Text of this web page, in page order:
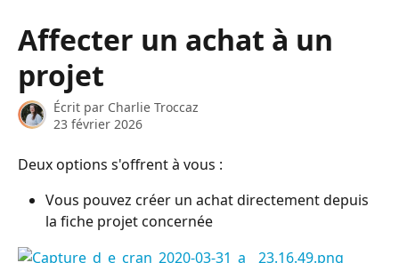
Affecter un achat à un
projet
Écrit par Charlie Troccaz
23 février 2026
Deux options s'offrent à vous :
Vous pouvez créer un achat directement depuis
la fiche projet concernée